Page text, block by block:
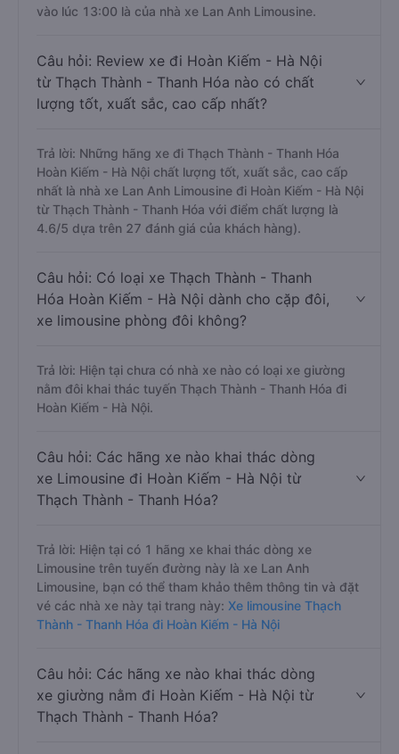
vào lúc 13:00 là của nhà xe Lan Anh Limousine.
Câu hỏi: Review xe đi Hoàn Kiếm - Hà Nội
từ Thạch Thành - Thanh Hóa nào có chất
lượng tốt, xuất sắc, cao cấp nhất?
Trả lời: Những hãng xe đi Thạch Thành - Thanh Hóa
Hoàn Kiếm - Hà Nội chất lượng tốt, xuất sắc, cao cấp
nhất là nhà xe Lan Anh Limousine đi Hoàn Kiếm - Hà Nội
từ Thạch Thành - Thanh Hóa với điểm chất lượng là
4.6/5 dựa trên 27 đánh giá của khách hàng).
Câu hỏi: Có loại xe Thạch Thành - Thanh
Hóa Hoàn Kiếm - Hà Nội dành cho cặp đôi,
xe limousine phòng đôi không?
Trả lời: Hiện tại chưa có nhà xe nào có loại xe giường
nằm đôi khai thác tuyến Thạch Thành - Thanh Hóa đi
Hoàn Kiếm - Hà Nội.
Câu hỏi: Các hãng xe nào khai thác dòng
xe Limousine đi Hoàn Kiếm - Hà Nội từ
Thạch Thành - Thanh Hóa?
Trả lời: Hiện tại có 1 hãng xe khai thác dòng xe
Limousine trên tuyến đường này là xe Lan Anh
Limousine, bạn có thể tham khảo thêm thông tin và đặt
vé các nhà xe này tại trang này: Xe limousine Thạch
Thành - Thanh Hóa đi Hoàn Kiếm - Hà Nội
Câu hỏi: Các hãng xe nào khai thác dòng
xe giường nằm đi Hoàn Kiếm - Hà Nội từ
Thạch Thành - Thanh Hóa?